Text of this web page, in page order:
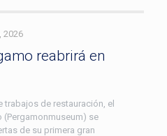
2026
reabrirá en
trabajos de restauración, el
(Pergamonmuseum) se
de su primera gran